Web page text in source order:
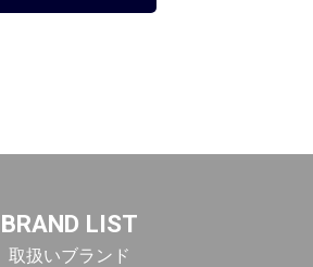
BRAND LIST
取扱いブランド